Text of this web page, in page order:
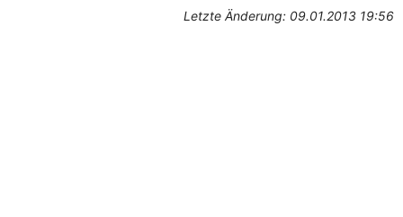
Letzte Änderung: 09.01.2013 19:56